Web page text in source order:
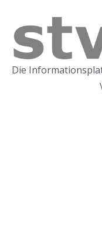
Inhalt
springen
Die